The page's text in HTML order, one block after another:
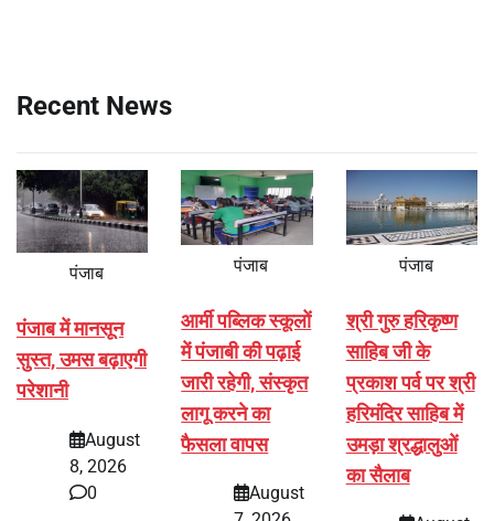
Recent News
पंजाब
पंजाब में मानसून
सुस्त, उमस बढ़ाएगी
परेशानी
August
8, 2026
0
पंजाब
आर्मी पब्लिक स्कूलों
में पंजाबी की पढ़ाई
जारी रहेगी, संस्कृत
लागू करने का
फैसला वापस
August
पंजाब
श्री गुरु हरिकृष्ण
साहिब जी के
प्रकाश पर्व पर श्री
हरिमंदिर साहिब में
उमड़ा श्रद्धालुओं
का सैलाब